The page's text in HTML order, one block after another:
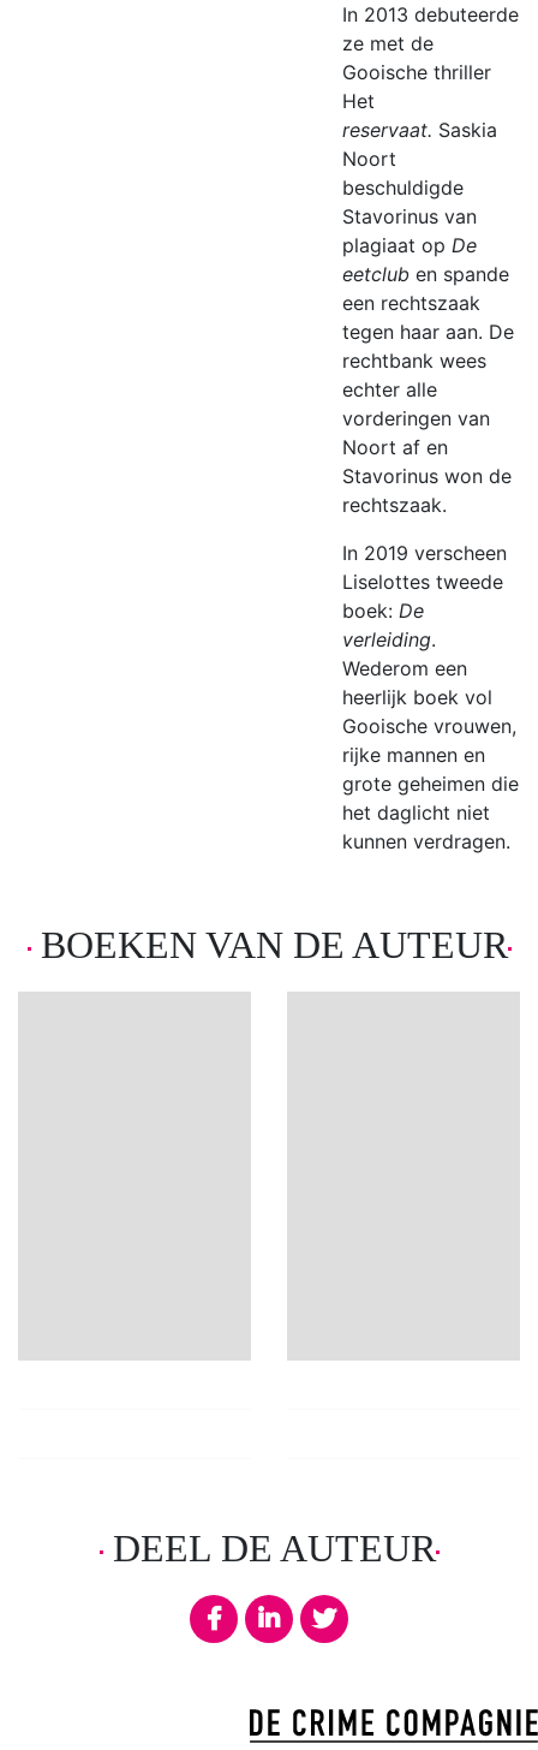
In 2013 debuteerde
ze met de
Gooische thriller
Het
reservaat. Saskia
Noort
beschuldigde
Stavorinus van
plagiaat op De
eetclub en spande
een rechtszaak
tegen haar aan. De
rechtbank wees
echter alle
vorderingen van
Noort af en
Stavorinus won de
rechtszaak.
In 2019 verscheen
Liselottes tweede
boek: De
verleiding.
Wederom een
heerlijk boek vol
Gooische vrouwen,
rijke mannen en
grote geheimen die
het daglicht niet
kunnen verdragen.
BOEKEN VAN DE AUTEUR
DEEL DE AUTEUR